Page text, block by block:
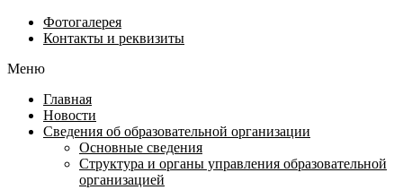
Фотогалерея
Контакты и реквизиты
Меню
Главная
Новости
Сведения об образовательной организации
Основные сведения
Структура и органы управления образовательной
организацией